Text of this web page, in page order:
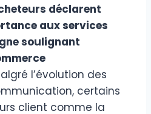
déclarent
aux services
soulignant
l’évolution des
certains
client comme la